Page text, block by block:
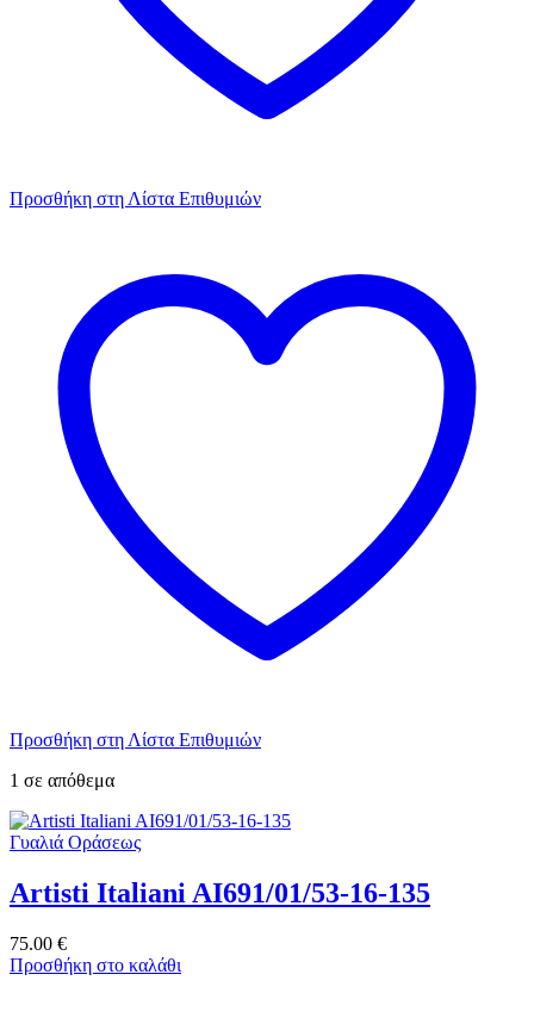
Προσθήκη στη Λίστα Επιθυμιών
Προσθήκη στη Λίστα Επιθυμιών
1 σε απόθεμα
Γυαλιά Οράσεως
Artisti Italiani AI691/01/53-16-135
75.00 €
Προσθήκη στο καλάθι